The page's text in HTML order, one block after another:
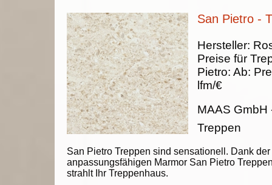
San Pietro -
San Pietro Treppen sind sensationell. Dank der
anpassungsfähigen Marmor San Pietro
strahlt Ihr Treppenhaus.
Hersteller:
Preise für
Pietro: Ab:
lfm/€
MAAS GmbH
Treppen